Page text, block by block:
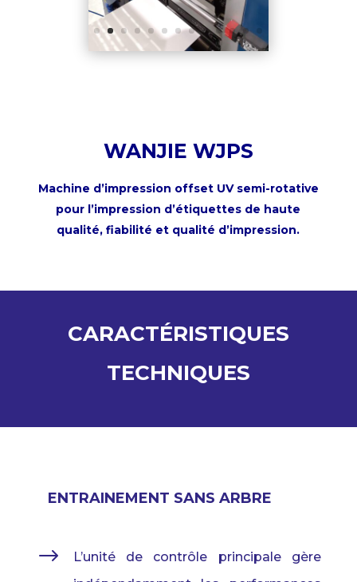
WANJIE WJPS
Machine d’impression offset UV semi-rotative
pour l’impression d’étiquettes de haute
qualité,fiabilité et qualité d’impression.
CARACTÉRISTIQUES
TECHNIQUES
ENTRAINEMENT SANS ARBRE
$ L’unitéde contrôle principale
gère